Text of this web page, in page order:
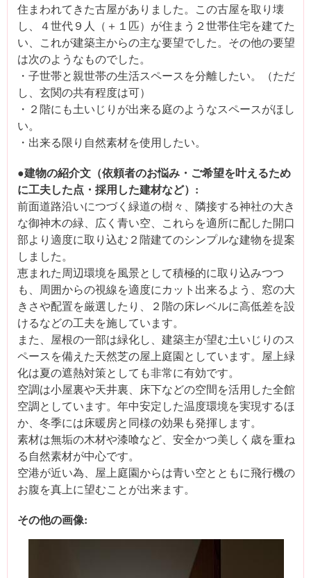
住まわれてきた古屋がありました。この古屋を取り壊
し、４世代９人（＋１匹）が住まう２世帯住宅を建てた
い、これが建築主からの主な要望でした。その他の要望
は次のようなものでした。
・子世帯と親世帯の生活スペースを分離したい。（ただ
し、玄関の共有程度は可）
・２階にも土いじりが出来る庭のようなスペースがほし
い。
・出来る限り自然素材を使用したい。
●建物の紹介文（依頼者のお悩み・ご希望を叶えるため
に工夫した点・採用した建材など）:
前面道路沿いにつづく緑道の樹々、隣接する神社の大き
な御神木の緑、広く青い空、これらを適所に配した開口
部より適度に取り込む２階建てのシンプルな建物を提案
しました。
恵まれた周辺環境を風景として積極的に取り込みつつ
も、周囲からの視線を適度にカット出来るよう、窓の大
きさや配置を厳選したり、２階の床レベルに高低差を設
けるなどの工夫を施しています。
また、屋根の一部は緑化し、建築主が望む土いじりのス
ペースを備えた天然芝の屋上庭園としています。屋上緑
化は夏の遮熱対策としても非常に有効です。
空調は小屋裏や天井裏、床下などの空間を活用した全館
空調としています。年中安定した温度環境を実現するほ
か、冬季には床暖房と同様の効果も発揮します。
素材は無垢の木材や漆喰など、安全かつ美しく歳を重ね
る自然素材が中心です。
空港が近い為、屋上庭園からは青い空とともに飛行機の
お腹を真上に望むことが出来ます。
その他の画像: